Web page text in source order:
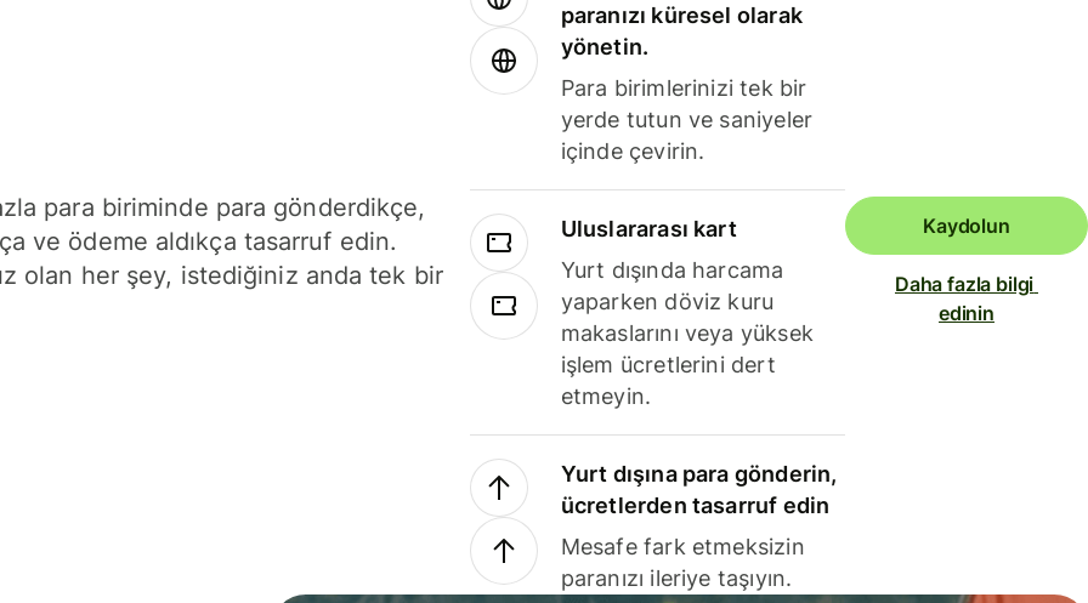
para biriminde para gönderdikçe,
ve ödeme aldıkça tasarruf edin.
olan her şey, istediğiniz anda tek bir
paranızı küresel olarak
yönetin.
Para birimlerinizi tek bir
yerde tutun ve saniyeler
içinde çevirin.
Uluslararası kart
Yurt dışında harcama
yaparken döviz kuru
makaslarını veya yüksek
işlem ücretlerini dert
etmeyin.
Yurt dışına para gönderin,
ücretlerden tasarruf edin
Mesafe fark etmeksizin
paranızı ileriye taşıyın.
Kaydolun
Daha fazla bilgi
edinin